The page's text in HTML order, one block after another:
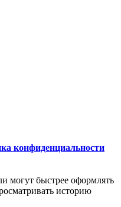
конфиденциальности
могут быстрее оформлять
историю